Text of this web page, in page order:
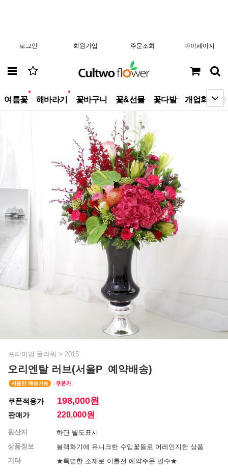
로그인 회원가입 주문조회 마이페이지
여름꽃 해바라기 꽃바구니 꽃&선물 꽃다발 개업화분/
프리미엄 플라워 > 2015
오리엔탈 러브(서울P_예약배송)
쿠폰적용가 198,000원
판매가 220,000원
원산지
하단 별도표시
상품정보
블랙화기에 유니크한 수입꽃들로 어레인지한 상품
기타
★특별한 소재로 이틀전 예약주문 필수★